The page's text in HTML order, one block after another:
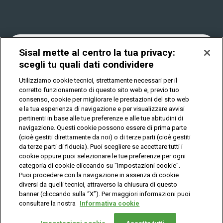
Vuoi giocare
Play Your Date
News
Cookies
Privacy
IL GIOCO È VIETATO AI MINORI E PUÒ CAUSARE
DIPENDENZA PATOLOGICA
© Copyright Sisal Italia S.p.A. - P.I. 02433760135
Privacy Cookies
Mappa
del
Sisal mette al centro la tua privacy:
scegli tu quali dati condividere
Utilizziamo cookie tecnici, strettamente necessari per il
corretto funzionamento di questo sito web e, previo tuo
consenso, cookie per migliorare le prestazioni del sito web
e la tua esperienza di navigazione e per visualizzare avvisi
pertinenti in base alle tue preferenze e alle tue abitudini di
navigazione. Questi cookie possono essere di prima parte
(cioè gestiti direttamente da noi) o di terze parti (cioè gestiti
da terze parti di fiducia). Puoi scegliere se accettare tutti i
cookie oppure puoi selezionare le tue preferenze per ogni
categoria di cookie cliccando su "Impostazioni cookie".
Puoi procedere con la navigazione in assenza di cookie
diversi da quelli tecnici, attraverso la chiusura di questo
banner (cliccando sulla “X”). Per maggiori informazioni puoi
consultare la nostra Informativa cookie